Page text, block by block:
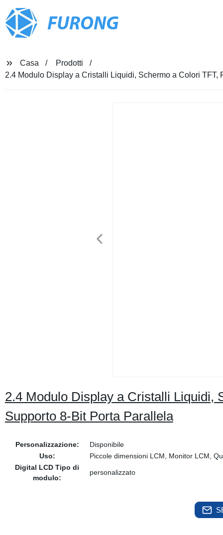
FURONG
Casa
Prodotti
2.4 Modulo Display a Cristalli Liquidi, Schermo a Colori
2.4 Modulo Display a Cristalli Liquidi,
Supporto 8-Bit Porta Parallela
Personalizzazione:
Disponibile
Uso:
Piccole dimensioni LCM, Monitor LCM,
Digital LCD Tipo di
modulo:
personalizzato